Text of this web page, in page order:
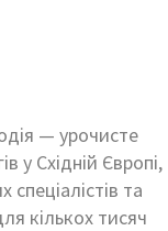
— урочисте
у Східній Європі,
та
кількох тисяч